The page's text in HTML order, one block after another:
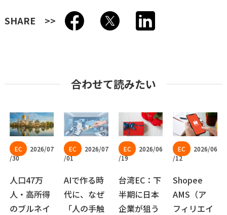
SHARE
合わせて読みたい
2026/07
/30
人口47万
人・高所得
のブルネイ
2026/07
/01
AIで作る時
代に、なぜ
「人の手触
2026/06
/19
台湾EC：下
半期に日本
企業が狙う
2026/06
/12
Shopee
AMS（ア
フィリエイ